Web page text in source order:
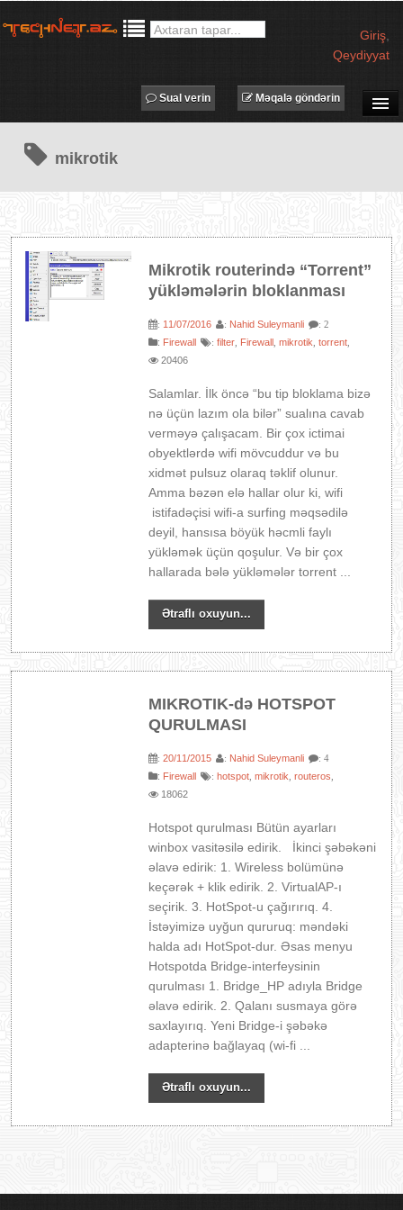
Giriş
Qeydiyyat
MƏQALƏLƏR
PROQRAMLAR
IT LÜĞƏT
Məqalə göndərin
Sual verin
mikrotik
Mikrotik routerində “Torrent”
yükləmələrin bloklanması
: 11/07/2016 : Nahid Suleymanli : 2
: Firewall :filter Firewall ,mikrotik ,torrent
20406
Salamlar. İlk öncə “bu tip bloklama bizə
nə üçün lazım ola bilər” sualına cavab
verməyə çalışacam. Bir çox ictimai
obyektlərdə wifi mövcuddur və bu
xidmət pulsuz olaraq təklif olunur.
Amma bəzən elə hallar olur ki, wifi
istifadəçisi wifi-a surfing məqsədilə
deyil, hansısa böyük həcmli faylı
yükləmək üçün qoşulur. Və bir çox
hallarada bələ yükləmələr torrent ...
Ətraflı oxuyun...
MIKROTIK-də HOTSPOT
QURULMASI
:20/11/2015 : Nahid Suleymanli : 4
: Firewall : hotspot ,mikrotik ,routeros
18062
Hotspot qurulması Bütün ayarları
winbox vasitəsilə edirik. İkinci şəbəkəni
əlavə edirik: 1. Wireless bolümünə
keçərək + klik edirik. 2. VirtualAP-ı
seçirik. 3. HotSpot-u çağırırıq. 4.
İstəyimizə uyğun qururuq: məndəki
halda adı HotSpot-dur. Əsas menyu
Hotspotda Bridge-interfeysinin
qurulması 1. Bridge_HP adıyla Bridge
əlavə edirik. 2. Qalanı susmaya görə
saxlayırıq. Yeni Bridge-i şəbəkə
adapterinə bağlayaq (wi-fi ...
Ətraflı oxuyun...